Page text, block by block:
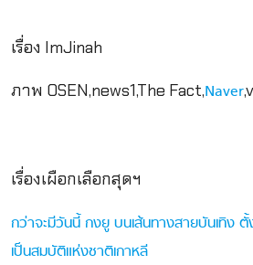
เรื่อง ImJinah
ภาพ OSEN,news1,The Fact,Naver
เรื่องเผือกเลือกสุดฯ
กว่าจะมีวันนี้ กงยู บนเส้นทางสายบันเทิง ตั้
เป็นสมบัติแห่งชาติเกาหลี